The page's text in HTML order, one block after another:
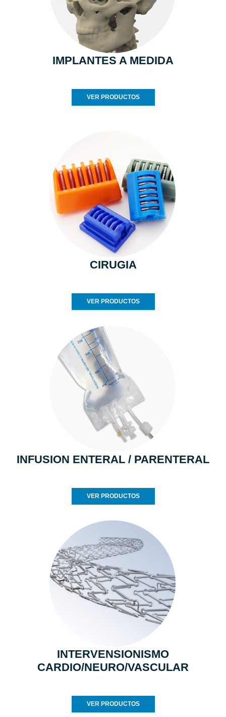
IMPLANTES A MEDIDA
VER PRODUCTOS
CIRUGIA
VER PRODUCTOS
INFUSION ENTERAL / PARENTERAL
VER PRODUCTOS
INTERVENSIONISMO
CARDIO/NEURO/VASCULAR
VER PRODUCTOS